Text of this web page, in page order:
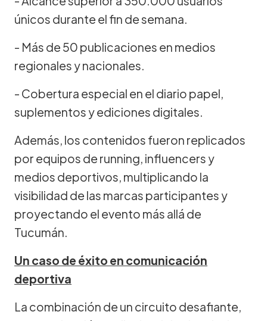
únicos durante el fin de semana.
- Más de 50 publicaciones en medios
regionales y nacionales.
- Cobertura especial en el diario papel,
suplementos y ediciones digitales.
Además, los contenidos fueron replicados
por equipos de running, influencers y
medios deportivos, multiplicando la
visibilidad de las marcas participantes y
proyectando el evento más allá de
Tucumán.
Un caso de éxito en comunicación
deportiva
La combinación de un circuito desafiante,